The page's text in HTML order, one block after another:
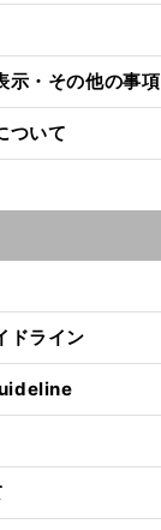
示・その他の事項
ついて
ドライン